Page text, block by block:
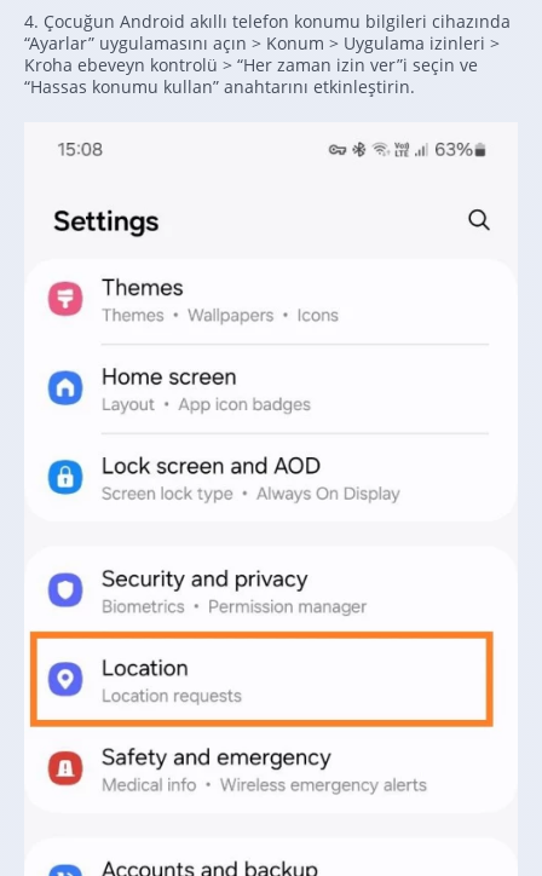
4. Çocuğun Android akıllı telefon konumu bilgileri cihazında
“Ayarlar” uygulamasını açın > Konum > Uygulama izinleri >
Kroha ebeveyn kontrolü > “Her zaman izin ver”i seçin ve
“Hassas konumu kullan” anahtarını etkinleştirin.